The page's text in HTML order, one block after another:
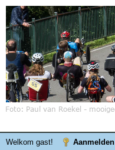
Welkom gast! Aanmelden